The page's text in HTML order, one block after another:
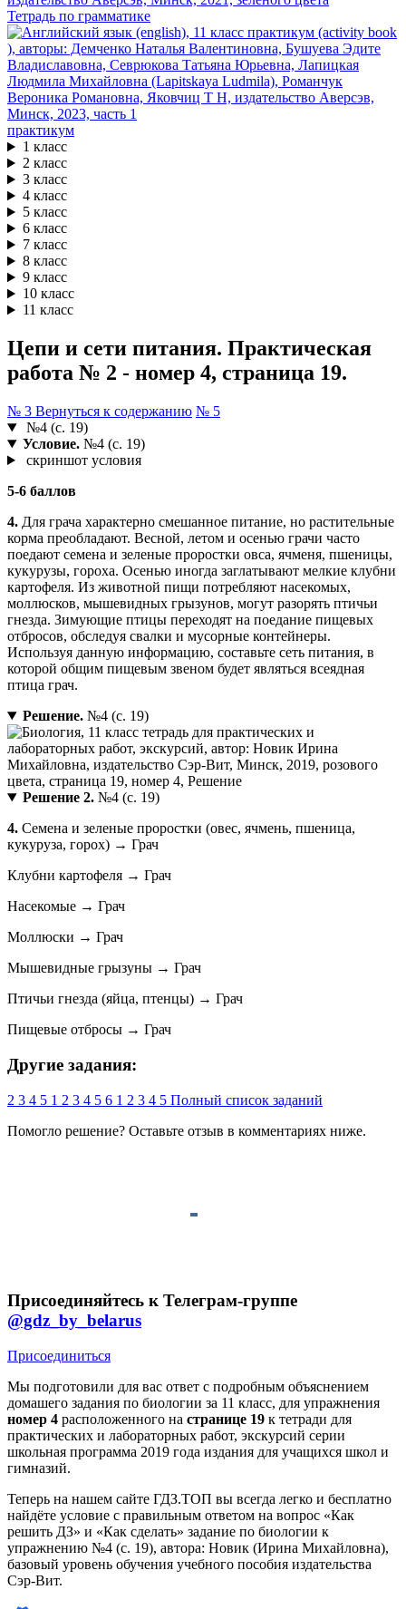
Тетрадь по грамматике
практикум
1 класс
2 класс
3 класс
4 класс
5 класс
6 класс
7 класс
8 класс
9 класс
10 класс
11 класс
Цепи и сети питания. Практическая
работа № 2 - номер 4, страница 19.
№ 3 Вернуться к содержанию № 5
№4 (с. 19)
Условие.№4 (с. 19)
скриншот условия
5-6 баллов
4. Для грача характерно смешанное питание, но растительные
корма преобладают. Весной, летом и осенью грачи часто
поедают семена и зеленые проростки овса, ячменя, пшеницы,
кукурузы, гороха. Осенью иногда заглатывают мелкие клубни
картофеля. Из животной пищи потребляют насекомых,
моллюсков, мышевидных грызунов, могут разорять птичьи
гнезда. Зимующие птицы переходят на поедание пищевых
отбросов, обследуя свалки и мусорные контейнеры.
Используя данную информацию, составьте сеть питания, в
которой общим пищевым звеном будет являться всеядная
птица грач.
Решение.№4 (с. 19)
Решение 2.№4 (с. 19)
4. Семена и зеленые проростки (овес, ячмень, пшеница,
кукуруза, горох) → Грач
Клубни картофеля → Грач
Насекомые → Грач
Моллюски → Грач
Мышевидные грызуны → Грач
Птичьи гнезда (яйца, птенцы) → Грач
Пищевые отбросы → Грач
Другие задания:
2 3 4 5 1 2 3 4 5 6 1 2 3 4 5 Полный список заданий
Помогло решение? Оставьте отзыв в комментариях ниже.
Присоединяйтесь к Телеграм-группе
@gdz_by_belarus
Присоединиться
Мы подготовили для вас ответ c подробным объяснением
домашего задания по биологии за 11 класс, для упражнения
номер 4 расположенного на странице 19 к тетради для
практических и лабораторных работ, экскурсий серии
школьная программа 2019 года издания для учащихся школ и
гимназий.
Теперь на нашем сайте ГДЗ.ТОП вы всегда легко и бесплатно
найдёте условие с правильным ответом на вопрос «Как
решить ДЗ» и «Как сделать» задание по биологии к
упражнению №4 (с. 19), автора: Новик (Ирина Михайловна),
базовый уровень обучения учебного пособия издательства
Сэр-Вит.